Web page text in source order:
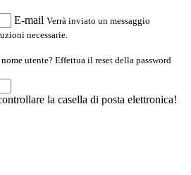
E-mail Verrà inviato un messaggio
necessarie.
utente? Effettua il reset della password
la casella di posta elettronica!